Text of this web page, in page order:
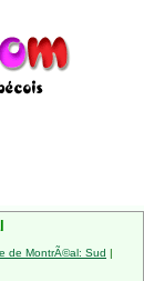
de MontrÃ©al: Sud |